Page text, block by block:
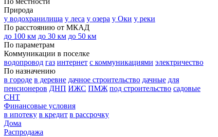
Природа
у водохранилища у леса у озера у Оки у реки
По расстоянию от МКАД
до 100 км до 30 км до 50 км
По параметрам
Коммуникации в поселке
водопровод газ интернет с коммуникациями электричество
По назначению
в городе в деревне дачное строительство дачные для
пенсионеров ДНП ИЖС ПМЖ под строительство садовые
СНТ
Финансовые условия
в ипотеку в кредит в рассрочку
Дома
Распродажа